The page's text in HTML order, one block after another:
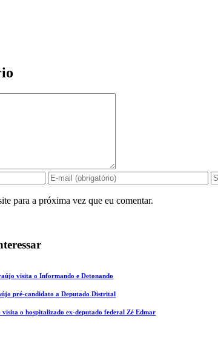
para a próxima vez que eu comentar.
visita o Informando e Detonando
pré-candidato a Deputado Distrital
o hospitalizado ex-deputado federal Zé Edmar